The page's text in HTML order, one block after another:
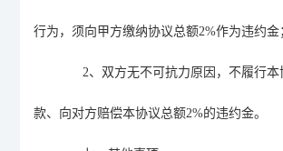
行为，须向甲方缴纳协议总额2%作为违约金
2、 双方无不可抗力原因，不履行
款、向对方赔偿本协议总额2%的违约金。